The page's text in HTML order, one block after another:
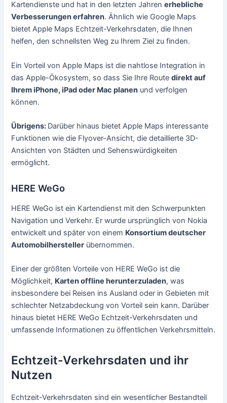
Kartendienste und hat in den letzten Jahrenerhebliche
Verbesserungen erfahren. Ähnlich wie Google Maps
bietet Apple Maps Echtzeit-Verkehrsdaten, die Ihnen
helfen, den schnellsten Weg zu Ihrem Ziel zu finden.
Ein Vorteil von Apple Maps ist die nahtlose Integration in
das Apple-Ökosystem, so dass Sie Ihre Routedirekt auf
Ihrem iPhone, iPad oder Mac planen und verfolgen
können.
Übrigens: Darüber hinaus bietet Apple Maps interessante
Funktionen wie die Flyover-Ansicht, die detaillierte 3D-
Ansichten von Städten und Sehenswürdigkeiten
ermöglicht.
HERE WeGo
HERE WeGo ist ein Kartendienst mit den Schwerpunkten
Navigation und Verkehr. Er wurde ursprünglich von Nokia
entwickelt und später von einem Konsortium deutscher
Automobilhersteller übernommen.
Einer der größten Vorteile von HERE WeGo ist die
Möglichkeit, Karten offline herunterzuladen, was
insbesondere bei Reisen ins Ausland oder in Gebieten mit
schlechter Netzabdeckung von Vorteil sein kann. Darüber
hinaus bietet HERE WeGo Echtzeit-Verkehrsdaten und
umfassende Informationen zu öffentlichen Verkehrsmitteln.
Echtzeit-Verkehrsdaten und ihr
Nutzen
Echtzeit-Verkehrsdaten sind ein wesentlicher Bestandteil